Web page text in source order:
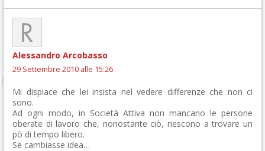
Alessandro Arcobasso
29 Settembre 2010 alle 15:26
Mi dispiace che lei insista nel vedere differenze che non ci
sono.
Ad ogni modo, in Società Attiva non mancano le persone
oberate di lavoro che, nonostante ciò, riescono a trovare un
pò di tempo libero.
Se cambiasse idea…